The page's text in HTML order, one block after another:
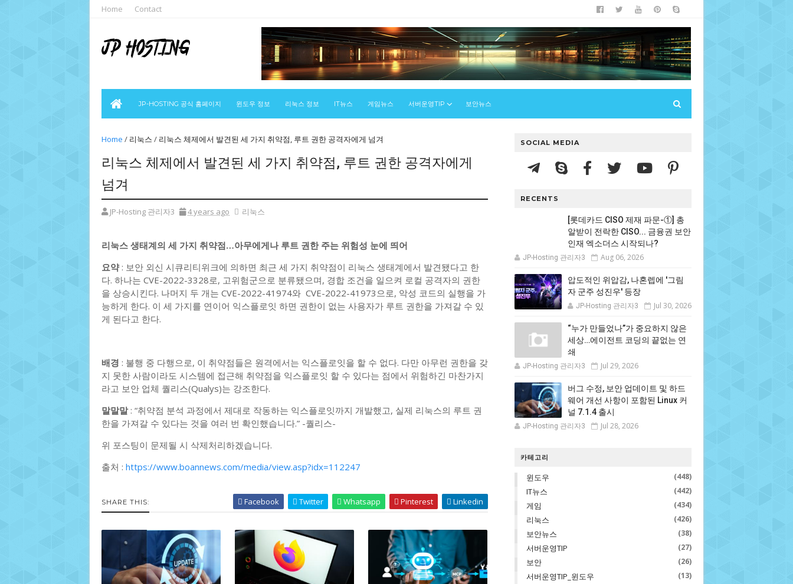
Home Contact
JP-HOSTING 공식 홈페이지 윈도우 정보 리눅스 정보 IT뉴스 게임뉴스 서버운영TIP 보안뉴스
Home / 리눅스 / 리눅스 체제에서 발견된 세 가지 취약점, 루트 권한 공격자에게 넘겨
리눅스 체제에서 발견된 세 가지 취약점, 루트 권한 공격자에게
넘겨
JP-Hosting 관리자3 4 years ago 리눅스
리눅스 생태계의 세 가지 취약점…아무에게나 루트 권한 주는 위험성 눈에 띄어
요약: 보안 외신 시큐리티위크에 의하면 최근 세 가지 취약점이 리눅스 생태계에서 발견됐다고 한
다. 하나는 CVE-2022-3328로, 고위험군으로 분류됐으며, 경합 조건을 일으켜 로컬 공격자의 권한
을 상승시킨다. 나머지 두 개는 CVE-2022-41974와 CVE-2022-41973으로, 악성 코드의 실행을 가
능하게 한다. 이 세 가지를 연이어 익스플로잇 하면 권한이 없는 사용자가 루트 권한을 가져갈 수 있
게 된다고 한다.
배경 : 불행 중 다행으로, 이 취약점들은 원격에서는 익스플로잇을 할 수 없다. 다만 아무런 권한을 갖
지 못한 사람이라도 시스템에 접근해 취약점을 익스플로잇 할 수 있다는 점에서 위험하긴 마찬가지
라고 보안 업체 퀄리스(Qualys)는 강조한다.
말말말: “취약점 분석 과정에서 제대로 작동하는 익스플로잇까지 개발했고, 실제 리눅스의 루트 권
한을 가져갈 수 있다는 것을 여러 번 확인했습니다.” -퀄리스-
위 포스팅이 문제될 시 삭제처리하겠습니다.
출처 : https://www.boannews.com/media/view.asp?idx=112247
SHARE THIS: Facebook Twitter Whatsapp Pinterest Linkedin
SOCIAL MEDIA
RECENTS
[롯데카드 CISO 제재 파문-①] 총
알받이 전락한 CISO... 금융권 보안
인재 엑소더스 시작되나?
JP-Hosting 관리자3 Aug 06, 2026
압도적인 위압감, 나혼렙에 '그림
자 군주 성진우' 등장
JP-Hosting 관리자3 Jul 30, 2026
“누가 만들었나”가 중요하지 않은
세상…에이전트 코딩의 끝없는 연
쇄
JP-Hosting 관리자3 Jul 29, 2026
버그 수정, 보안 업데이트 및 하드
웨어 개선 사항이 포함된 Linux 커
널 7.1.4 출시
JP-Hosting 관리자3 Jul 28, 2026
카테고리
윈도우 (448)
IT뉴스 (442)
게임 (434)
리눅스 (426)
보안뉴스 (38)
서버운영TIP (27)
보안 (26)
서버운영TIP_윈도우 (13)